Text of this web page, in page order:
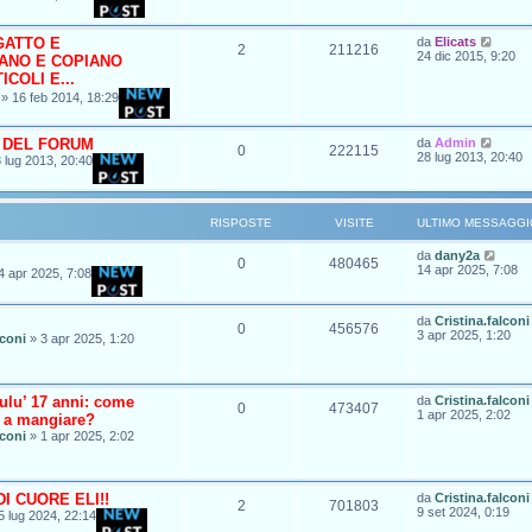
E
E COPIANO
E...
» 16 feb 2014, 18:29
2 211216 da Elicats
24 dic 2015, 9:20
FORUM
lug 2013, 20:40
0 222115 da Admin
28 lug 2013, 20:40
RISPOSTE VISITE ULTIMO
apr 2025, 7:08
0 480465 da dany2a
14 apr 2025, 7:08
» 3 apr 2025, 1:20
0 456576 da Cristina.falconi
3 apr 2025, 1:20
17 anni: come
mangiare?
» 1 apr 2025, 2:02
0 473407 da Cristina.falconi
1 apr 2025, 2:02
CUORE ELI!!
lug 2024, 22:14
2 701803 da Cristina.falconi
9 set 2024, 0:19